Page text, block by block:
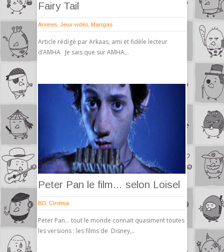
Fairy Tail
Animes Jeux vidéo Mangas
Article rédigé par Arkaas, ami et fidèle lecteur
d’AMHA Je sais que sur AMHA,..
Peter Pan le film… selon Loisel
BD Cinéma
Peter Pan… tout le monde connait quasiment toutes
les versions : les films de Disney,..